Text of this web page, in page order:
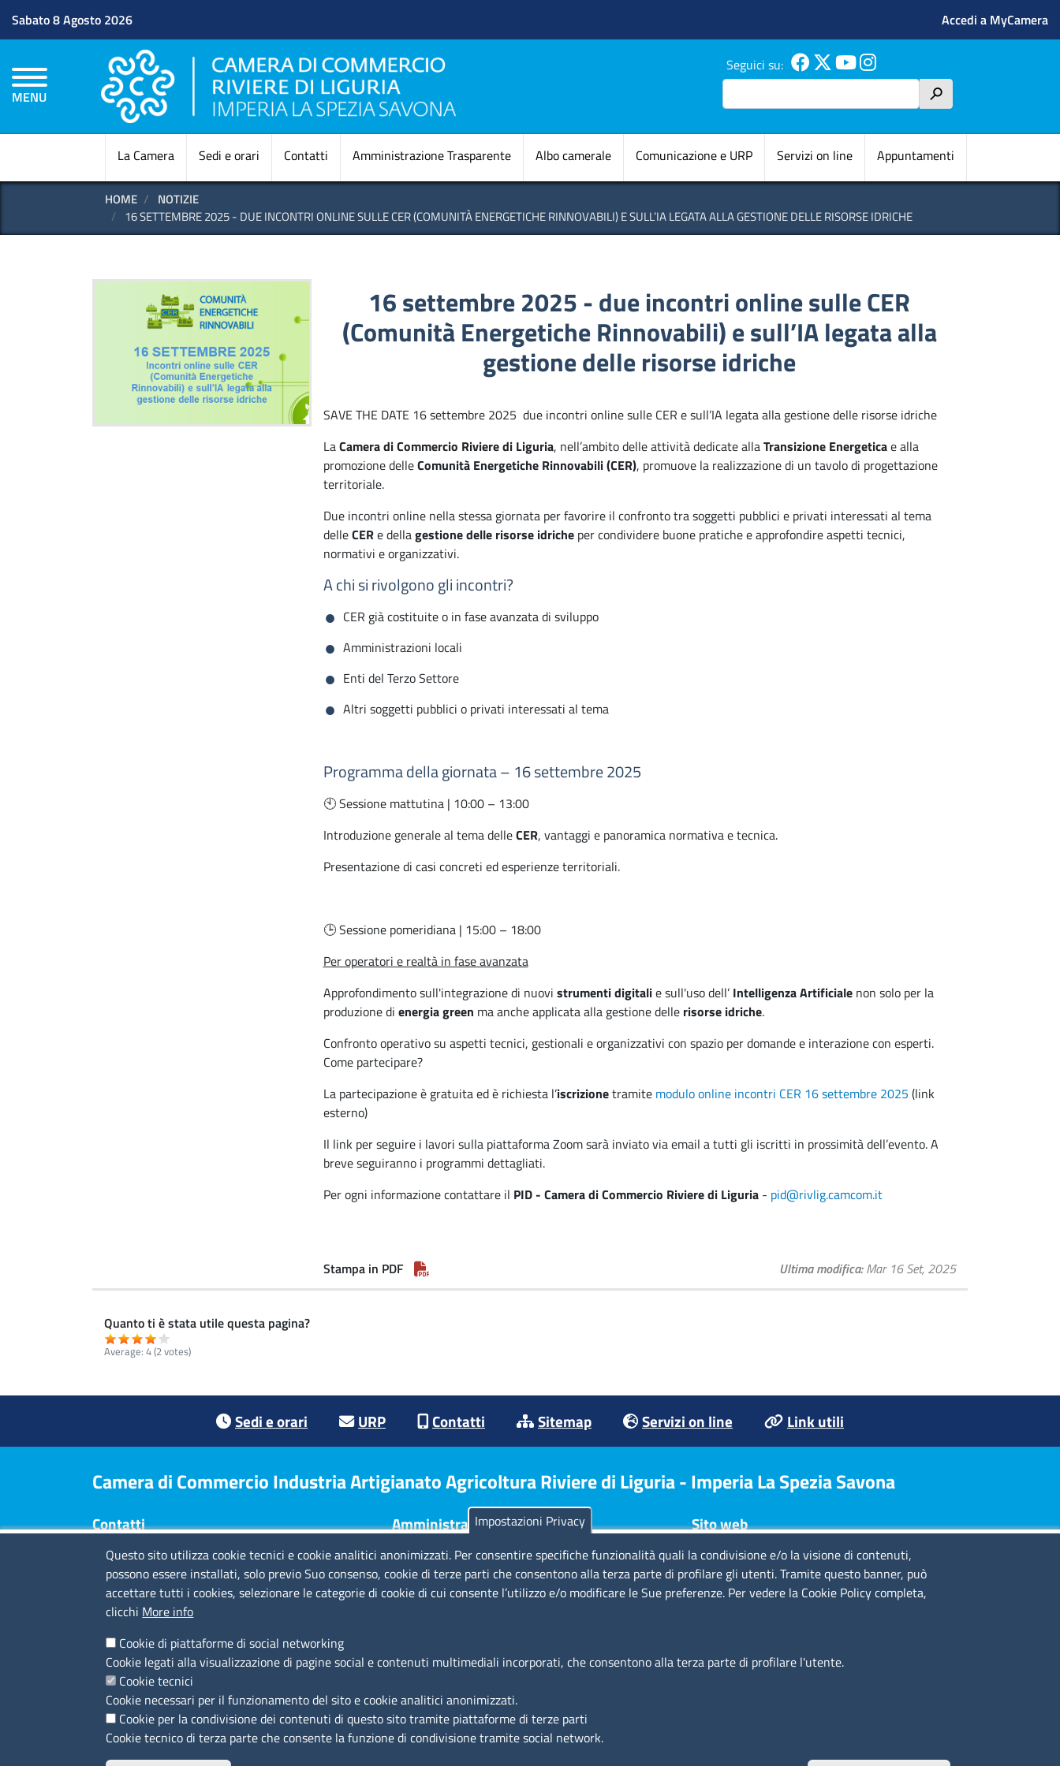
Sabato 8 Agosto 2026 Menu
Accedi a MyCamera
MENU
Seguici su:
Cerca
h
Navigazione principale
La Camera Sedi e orari Contatti Amministrazione Trasparente Albo camerale Comunicazione e URP Servizi on line Appuntamenti
HOME
NOTIZIE
16 SETTEMBRE 2025 - DUE INCONTRI ONLINE SULLE CER (COMUNITÀ ENERGETICHE RINNOVABILI) E SULL’IA LEGATA ALLA GESTIONE DELLE RISORSE IDRICHE
16 settembre 2025 - due incontri online sulle CER
(Comunità Energetiche Rinnovabili) e sull’IA legata alla
gestione delle risorse idriche
SAVE THE DATE 16 settembre 2025 due incontri online sulle CER e sull’IA legata alla gestione delle risorse idriche
LaCamera di Commercio Riviere di Liguria, nell’ambito delle attività dedicate allaTransizione Energeticae alla
promozione delleComunità Energetiche Rinnovabili (CER), promuove la realizzazione di un tavolo di progettazione
territoriale.
Due incontri online nella stessa giornata per favorire il confronto tra soggetti pubblici e privati interessati al tema
delleCERe dellagestione delle risorse idricheper condividere buone pratiche e approfondire aspetti tecnici,
normativi e organizzativi.
A chi si rivolgono gli incontri?
CER già costituite o in fase avanzata di sviluppo
Amministrazioni locali
Enti del Terzo Settore
Altri soggetti pubblici o privati interessati al tema
Programma della giornata – 16 settembre 2025
🕙 Sessione mattutina | 10:00 – 13:00
Introduzione generale al tema delleCER, vantaggi e panoramica normativa e tecnica.
Presentazione di casi concreti ed esperienze territoriali.
🕒 Sessione pomeridiana | 15:00 – 18:00
Per operatori e realtà in fase avanzata
Approfondimento sull'integrazione di nuovi strumenti digitalie sull'uso dell’ Intelligenza Artificialenon solo per la
produzione di energia green ma anche applicata alla gestione delle risorse idriche.
Confronto operativo su aspetti tecnici, gestionali e organizzativi con spazio per domande e interazione con esperti.
Come partecipare?
La partecipazione è gratuita ed è richiesta l’iscrizionetramite modulo online incontri CER 16 settembre 2025 (link
esterno)
Il link per seguire i lavori sulla piattaforma Zoom sarà inviato via email a tutti gli iscritti in prossimità dell’evento. A
breve seguiranno i programmi dettagliati.
Per ogni informazione contattare il PID - Camera di Commercio Riviere di Liguria- pid@rivlig.camcom.it
Stampa in PDF Ultima modifica Mar 16 Set, 2025
Quanto ti è stata utile questa pagina?
Average: 4(2 votes)
Sedi e orari URP Contatti Sitemap Servizi on line Link utili
Camera di Commercio Industria Artigianato Agricoltura Riviere di Liguria - Imperia La Spezia Savona
Contatti
Sede Legale: Via Quarda Superiore 16 - 17100
Savona
Via Tommaso Schiva 29 - 18100 Imperia
Piazza Europa 16 - 19124 La Spezia
Codice fiscale e Partita IVA : 01704760097
Codice di fatturazione elettronica: TQBHGX
PEC:cciaa.rivlig@legalmail.it
Numeri di centralino: Savona 019 83141 -
Imperia 0183 7931 - La Spezia 0187 7281
Amministrazione Trasparente
Consulta tutte le sezioni
Bilanci
Bandi di concorso
Sito web
Note legali
Privacy policy
Dichiarazione di accessibilità
Accesso riservato
Aziende speciali
Impostazioni Privacy
Questo sito utilizza cookie tecnici e cookie analitici anonimizzati. Per consentire specifiche funzionalità quali la condivisione e/o la visione di contenuti,
possono essere installati, solo previo Suo consenso, cookie di terze parti che consentono alla terza parte di profilare gli utenti. Tramite questo banner, può
accettare tutti i cookies, selezionare le categorie di cookie di cui consente l’utilizzo e/o modificare le Sue preferenze. Per vedere la Cookie Policy completa,
clicchi More info
Cookie di piattaforme di social networking
Cookie legati alla visualizzazione di pagine social e contenuti multimediali incorporati, che consentono alla terza parte di profilare l'utente.
Cookie tecnici
Cookie necessari per il funzionamento del sito e cookie analitici anonimizzati.
Cookie per la condivisione dei contenuti di questo sito tramite piattaforme di terze parti
Cookie tecnico di terza parte che consente la funzione di condivisione tramite social network.